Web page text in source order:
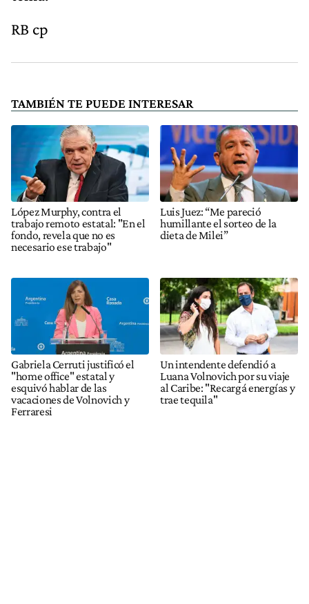
RB cp
TAMBIÉN TE PUEDE INTERESAR
López Murphy, contra el
trabajo remoto estatal: "En el
fondo, revela que no es
necesario ese trabajo"
Luis Juez: “Me pareció
humillante el sorteo de la
dieta de Milei”
Gabriela Cerruti justificó el
"home office" estatal y
esquivó hablar de las
vacaciones de Volnovich y
Ferraresi
Un intendente defendió a
Luana Volnovich por su viaje
al Caribe: "Recargá energías y
trae tequila"